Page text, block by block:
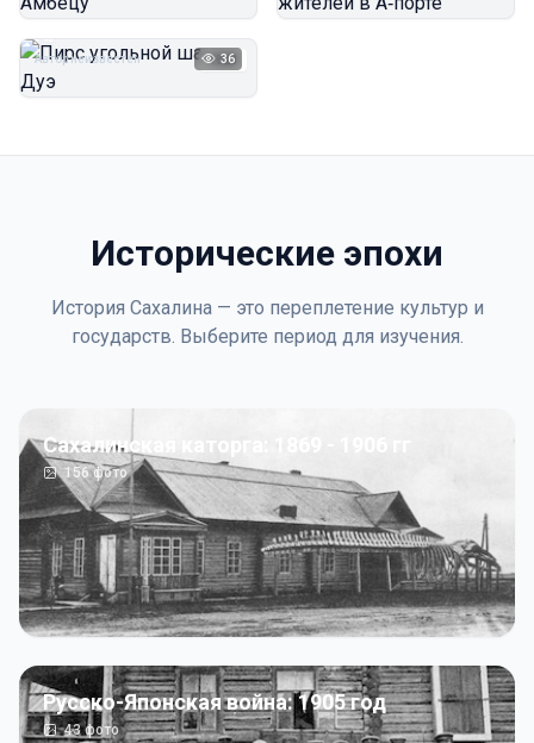
1923
Пирс угольной шахты
Автор неизвестен 36
Исторические эпохи
История Сахалина — это переплетение культур и
государств. Выберите период для изучения.
Сахалинская каторга: 1869 - 1906 гг
156фото
Русско-Японская война: 1905 год
43фото